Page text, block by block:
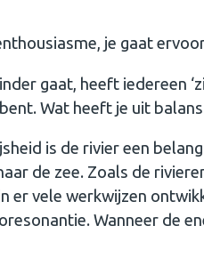
je gaat
gaat, heeft iedereen
Wat heeft je uit
is de rivier een
de zee. Zoals de
er vele werkwijzen
Wanneer de